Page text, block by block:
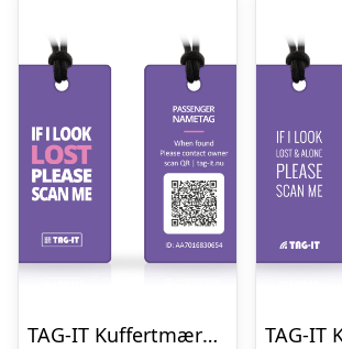
TAG-IT Kuffertmærke – Nyt design – Lilla